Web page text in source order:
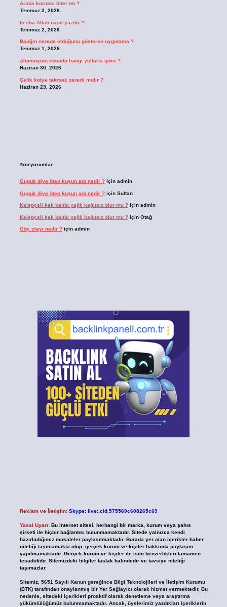
Araba kornası biter mi ?
Temmuz 3, 2026
İn sha Allah nasıl yazılır ?
Temmuz 2, 2026
Balığın nerede olduğunu gösteren uygulama ?
Temmuz 1, 2026
Alüminyum vücuda hangi yollarla girer ?
Haziran 30, 2026
Çelik kolye takmak zararlı mıdır ?
Haziran 23, 2026
Son yorumlar
Guguk diye öten kuşun adı nedir ?için admin
Guguk diye öten kuşun adı nedir ?için Sultan
Kelepçeli kek kalıbı yağlı kağıtsız olur mu ?için admin
Kelepçeli kek kalıbı yağlı kağıtsız olur mu ?için Otağ
Göç olayı nedir ?için admin
Reklam ve İletişim: Skype: live:.cid.575569c608265c69
Yasal Uyarı: Bu internet sitesi, herhangi bir marka, kurum veya şahıs
şirketi ile hiçbir bağlantısı bulunmamaktadır. Sitede yalnızca kendi
hazırladığımız makaleler paylaşılmaktadır. Burada yer alan içerikler haber
niteliği taşımamakta olup, gerçek kurum ve kişiler hakkında paylaşım
yapılmamaktadır. Gerçek kurum ve kişiler ile isim benzerlikleri tamamen
tesadüfidir. Sitemizdeki bilgiler taslak halindedir ve tavsiye niteliği
taşımazlar.
Sitemiz, 5651 Sayılı Kanun gereğince Bilgi Teknolojileri ve İletişim Kurumu
(BTK) tarafından onaylanmış bir Yer Sağlayıcı olarak hizmet vermektedir. Bu
nedenle, sitedeki içerikleri proaktif olarak denetleme veya araştırma
yükümlülüğümüz bulunmamaktadır. Ancak, üyelerimiz yazdıkları içeriklerin